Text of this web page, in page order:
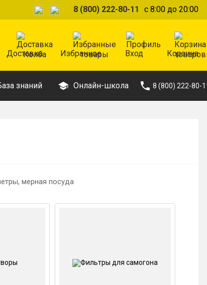
8 (800) 222-80-11 с 8:00 до 20:00
Доставка Избранное Вход Корзина
знаний Онлайн-школа 8 (800) 222-80-
мерная посуда